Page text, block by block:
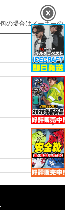
の場合はメーカーの